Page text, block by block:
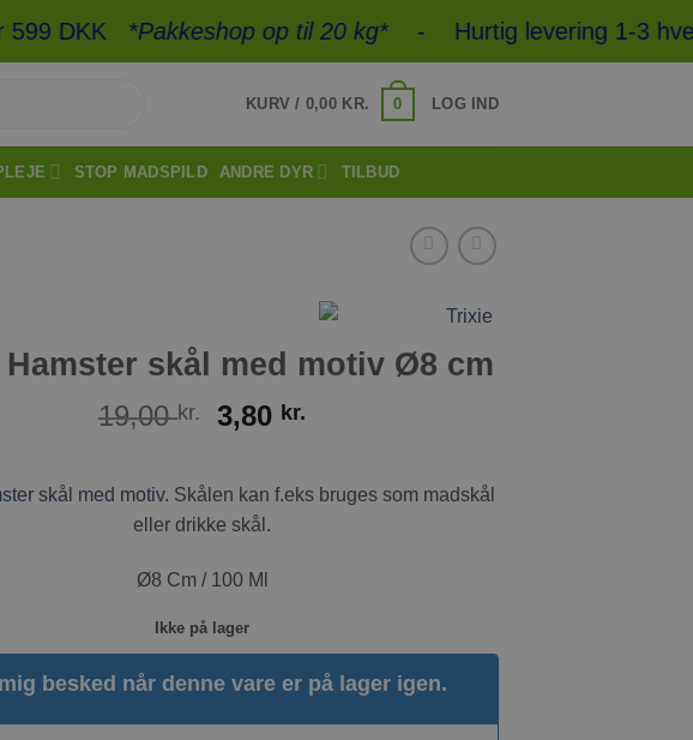
DKK*Pakkeshop op til 20 kg* - Hurtig levering 1-3
KURV / 0,00 KR. 0 LOG IND
STOP MADSPILD ANDRE DYR TILBUD
skål med motiv Ø8 cm
19,00kr.
Den
var:
19,00 kr..
3,80 kr.
er:
skål med motiv. Skålen kan f.eks bruges som madskål
eller drikke skål.
Ø8 Cm / 100 Ml
Ikke på lager
besked når denne vare er på lager igen.